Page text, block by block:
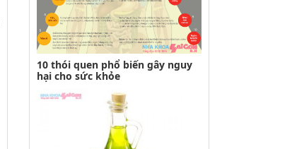
10 thói quen phổ biến gây nguy
hại cho sức khỏe